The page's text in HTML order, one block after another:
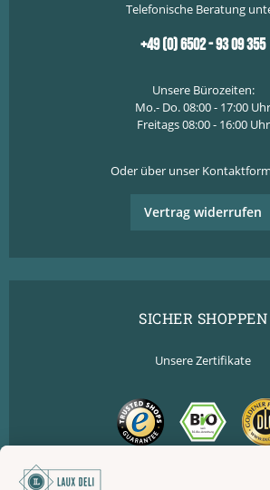
Telefonische Beratung
+49 (0) 6502 - 93 09 355
Unsere Bürozeiten:
Mo.- Do. 08:00 - 17:00 Uhr
Freitags 08:00 - 16:00 Uhr
Oder über unser
Vertrag widerrufen
SICHER SHOPPEN
Unsere Zertifikate